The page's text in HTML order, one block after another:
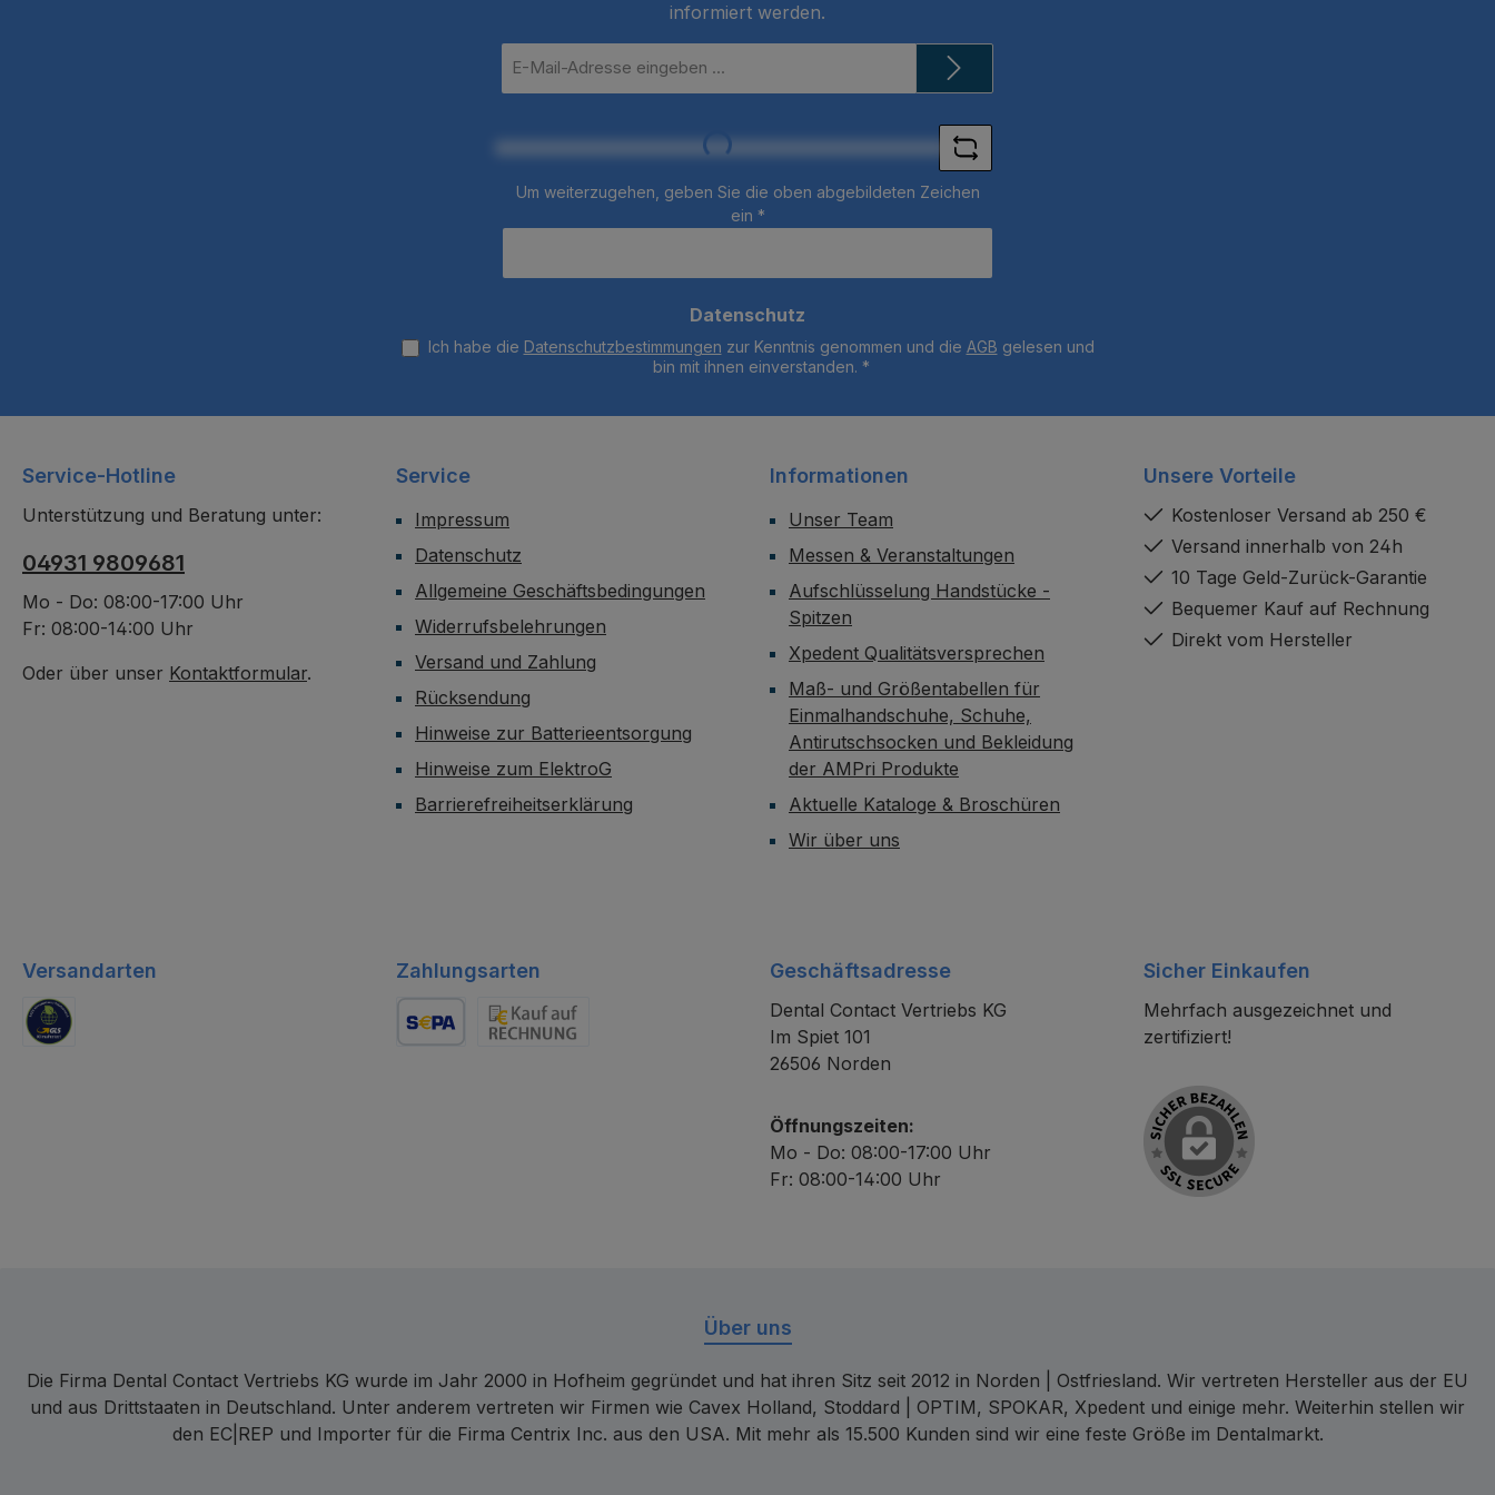
informiert werden.
Mail-
Loading...
Um weiterzugehen, geben Sie die oben abgebildeten Zeichen
ein *
Datenschutz
Ich habe die Datenschutzbestimmungen zur Kenntnis genommen und die AGB gelesen und
bin mit ihnen einverstanden. *
Service-Hotline
Unterstützung und Beratung unter:
04931 9809681
Mo - Do: 08:00-17:00 Uhr
Fr: 08:00-14:00 Uhr
Oder über unser Kontaktformular.
Service
Impressum
Datenschutz
Allgemeine Geschäftsbedingungen
Widerrufsbelehrungen
Versand und Zahlung
Rücksendung
Hinweise zur Batterieentsorgung
Hinweise zum ElektroG
Barrierefreiheitserklärung
Informationen
Unser Team
Messen & Veranstaltungen
Aufschlüsselung Handstücke -
Spitzen
Xpedent Qualitätsversprechen
Maß- und Größentabellen für
Einmalhandschuhe, Schuhe,
Antirutschsocken und Bekleidung
der AMPri Produkte
Aktuelle Kataloge & Broschüren
Wir über uns
Unsere Vorteile
Kostenloser Versand ab 250 €
Versand innerhalb von 24h
10 Tage Geld-Zurück-Garantie
Bequemer Kauf auf Rechnung
Direkt vom Hersteller
Versandarten Zahlungsarten Geschäftsadresse
Dental Contact Vertriebs KG
Im Spiet 101
26506 Norden
Öffnungszeiten:
Mo - Do: 08:00-17:00 Uhr
Fr: 08:00-14:00 Uhr
Sicher Einkaufen
Mehrfach ausgezeichnet und
zertifiziert!
Über uns
Die Firma Dental Contact Vertriebs KG wurde im Jahr 2000 in Hofheim gegründet und hat ihren Sitz seit 2012 in Norden | Ostfriesland. Wir vertreten Hersteller aus der EU
und aus Drittstaaten in Deutschland. Unter anderem vertreten wir Firmen wie Cavex Holland, Stoddard | OPTIM, SPOKAR, Xpedent und einige mehr. Weiterhin stellen wir
den EC|REP und Importer für die Firma Centrix Inc. aus den USA. Mit mehr als 15.500 Kunden sind wir eine feste Größe im Dentalmarkt.